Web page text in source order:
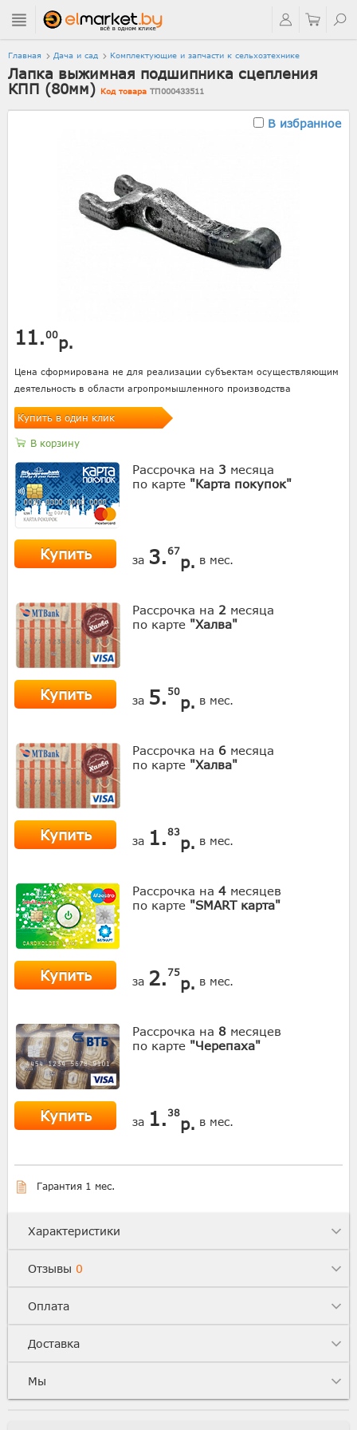
Главная Дача и сад Комплектующие и запчасти к сельхозтехнике
Лапка выжимная подшипника сцепления
КПП (80мм) Код товара ТП000433511
В избранное
11.00р.
Цена сформирована не для реализации субъектам осуществляющим
деятельность в области агропромышленного производства
Купить в один клик
В корзину
Рассрочка на 3 месяца
по карте "Карта покупок"
Купить за 3.67
р. в мес.
Рассрочка на 2 месяца
по карте "Халва"
Купить за 5. 50
р. в мес.
Рассрочка на 6 месяца
по карте "Халва"
Купить за 1.83
р. в мес.
Рассрочка на 4 месяцев
по карте "SMART карта"
Купить за 2. 75
р. в мес.
Рассрочка на 8 месяцев
по карте "Черепаха"
Купить за 1. 38
р. в мес.
Гарантия 1 мес.
Характеристики
Отзывы 0
Оплата
Доставка
Мы